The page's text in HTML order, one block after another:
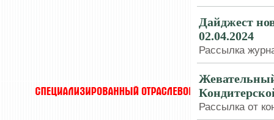
Дайджест
02.04.2024
Рассылка
Рассылка от